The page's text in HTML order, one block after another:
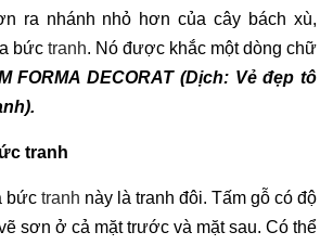
ra nhánh nhỏ hơn của cây bách xù,
bức tranh. Nó được khắc một dòng chữ
FORMA DECORAT (Dịch: Vẻ đẹp tô
tranh
bức tranh này là tranh đôi. Tấm gỗ có độ
sơn ở cả mặt trước và mặt sau. Có thể